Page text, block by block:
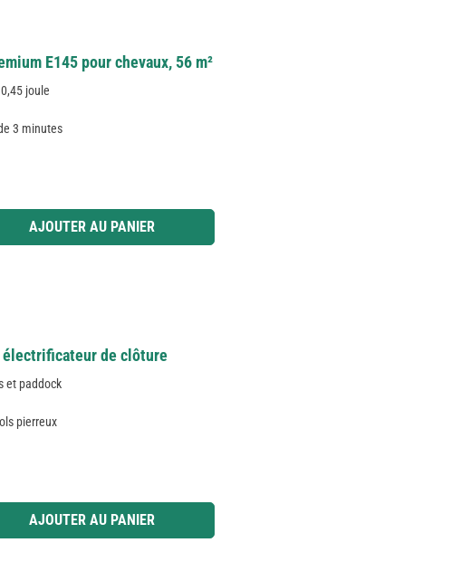
E145 pour chevaux, 56 m²
joule
3 minutes
ou utilisez les boutons pour augmenter ou diminuer la quantité.
AJOUTER AU PANIER
électrificateur de clôture
et paddock
pierreux
ou utilisez les boutons pour augmenter ou diminuer la quantité.
AJOUTER AU PANIER